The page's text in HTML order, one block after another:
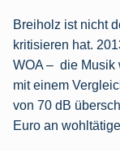
Breiholz ist nicht
kritisieren hat.
WOA – die Musik
mit einem
von 70 dB
Euro an